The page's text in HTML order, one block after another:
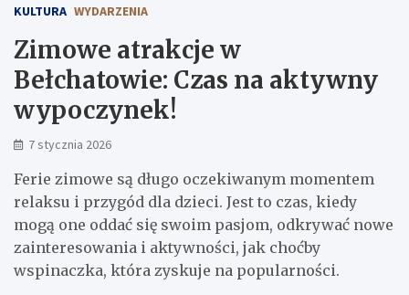
KULTURA WYDARZENIA
Zimowe atrakcje w
Bełchatowie: Czas na aktywny
wypoczynek!
7 stycznia 2026
Ferie zimowe są długo oczekiwanym momentem
relaksu i przygód dla dzieci. Jest to czas, kiedy
mogą one oddać się swoim pasjom, odkrywać nowe
zainteresowania i aktywności, jak choćby
wspinaczka, która zyskuje na popularności.